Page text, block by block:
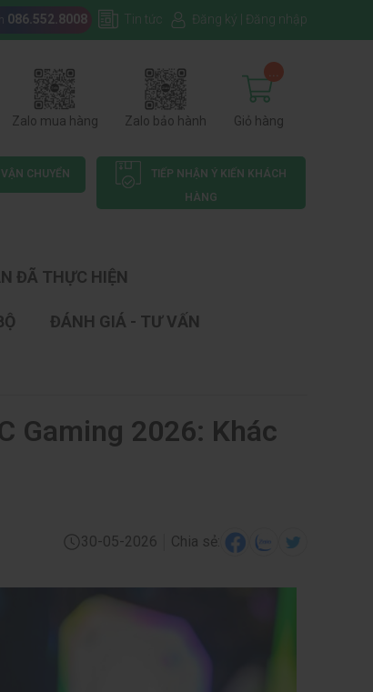
086.552.8008 Tin tức Đăng ký Đăng nhập
Zalo mua hàng Zalo bảo hành Giỏ hàng
CHUYỂN
TIẾP NHẬN Ý KIẾN KHÁCH
HÀNG
ĐÃ THỰC HIỆN
ĐÁNH GIÁ - TƯ VẤN
Gaming 2026: Khác
30-05-2026 Chia sẻ: